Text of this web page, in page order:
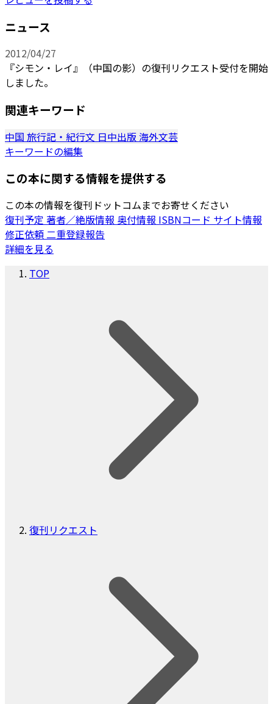
ニュース
2012/04/27
『シモン・レイ』（中国の影）の復刊リクエスト受付を開始
しました。
関連キーワード
中国 旅行記・紀行文 日中出版海外文芸
キーワードの編集
この本に関する情報を提供する
この本の情報を復刊ドットコムまでお寄せください
復刊予定 著者／絶版情報 奥付情報 ISBNコード サイト情報
修正依頼二重登録報告
詳細を見る
TOP
復刊リクエスト